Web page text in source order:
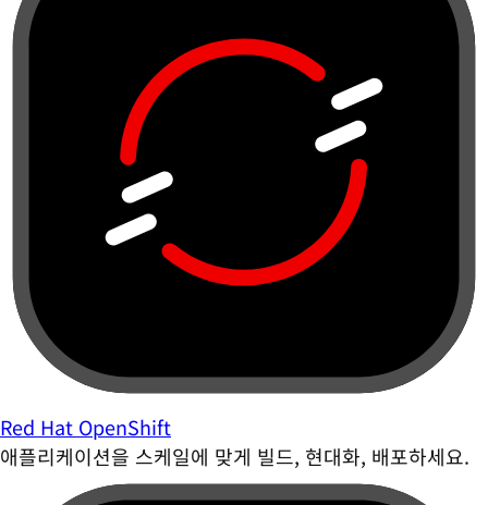
Red Hat OpenShift
애플리케이션을 스케일에 맞게 빌드, 현대화, 배포하세요.